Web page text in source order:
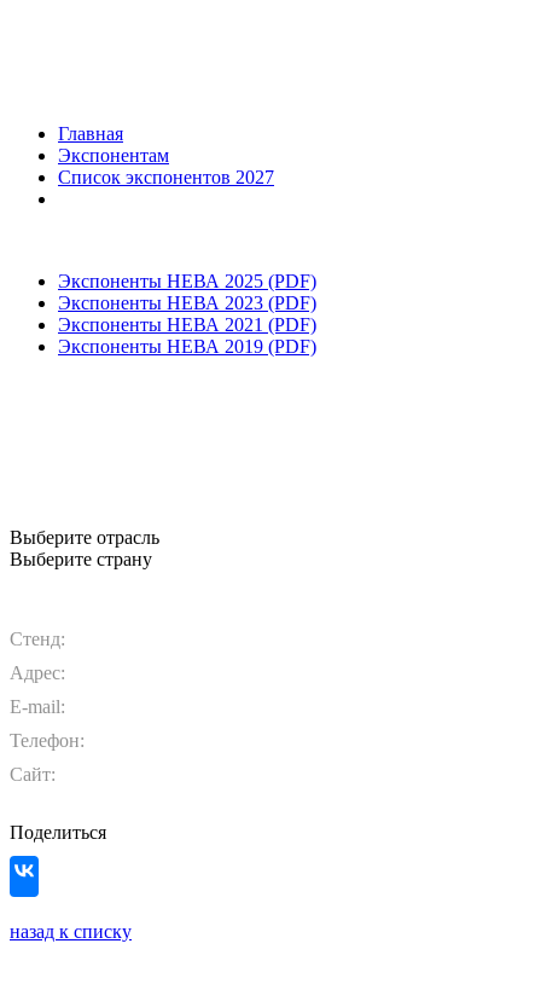
Главная
Экспонентам
Список экспонентов 2027
Экспоненты НЕВА 2025 (PDF)
Экспоненты НЕВА 2023 (PDF)
Экспоненты НЕВА 2021 (PDF)
Экспоненты НЕВА 2019 (PDF)
Выберите отрасль
Выберите страну
Стенд:
Адрес:
E-mail:
Телефон:
Сайт:
Поделиться
назад к списку